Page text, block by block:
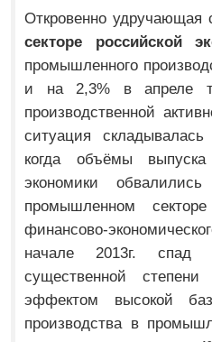
Откровенно удручающая
секторе российской
промышленного
и на 2,3% в апреле
производственной
ситуация
когда объёмы
экономики
промышленном
финансово-
начале 2013г. спад
существенной
эффектом высокой
производства в